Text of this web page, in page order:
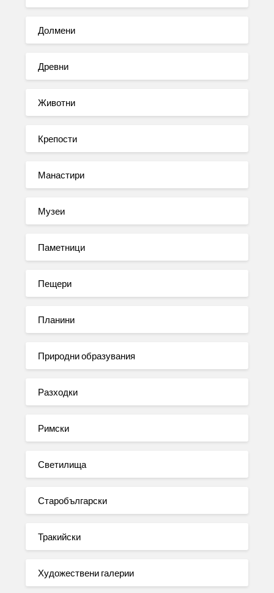
Долмени
Древни
Животни
Крепости
Манастири
Музеи
Паметници
Пещери
Планини
Природни образувания
Разходки
Римски
Светилища
Старобългарски
Тракийски
Художествени галерии